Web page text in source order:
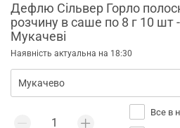
Дефлю Сільвер Горло
розчину в саше по 8 г 10 шт -
Мукачеві
Наявність актуальна на 18:30
Все в